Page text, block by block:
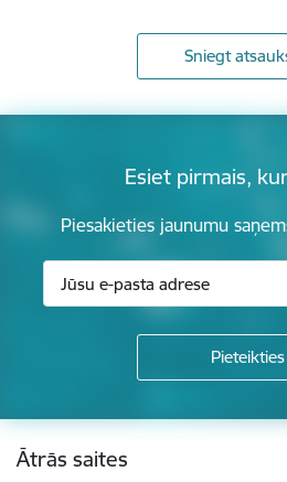
Sniegt
Esiet pirmais,
Piesakieties jaunumu
Kājene
Ātrās saites